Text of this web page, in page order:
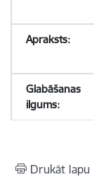
Drukāt lapu